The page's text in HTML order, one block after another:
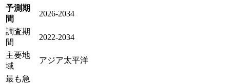
予測期
間
2026-2034
調査期
間
2022-2034
主要地
域
アジア太平洋
最も急